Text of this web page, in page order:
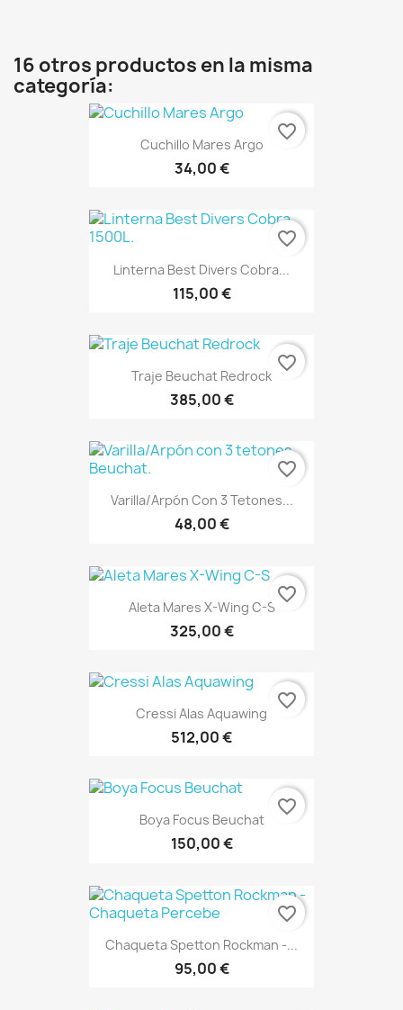
16 otros productos en la misma
categoría:
Cuchillo Mares Argo
34,00 €
favorite_border
Linterna Best Divers Cobra...
115,00 €
favorite_border
Traje Beuchat Redrock
385,00 €
favorite_border
Varilla/Arpón Con 3 Tetones...
48,00 €
favorite_border
Aleta Mares X-Wing C-S
325,00 €
favorite_border
Cressi Alas Aquawing
512,00 €
favorite_border
Boya Focus Beuchat
150,00 €
favorite_border
Chaqueta Spetton Rockman -...
95,00 €
favorite_border